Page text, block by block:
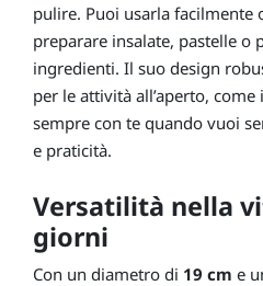
pulire. Puoi usarla facilmente
preparare insalate, pastelle o
ingredienti. Il suo design
per le attività all’aperto,
sempre con te quando vuoi
e praticità.
Versatilità nella
giorni
Con un diametro di 19 cm e